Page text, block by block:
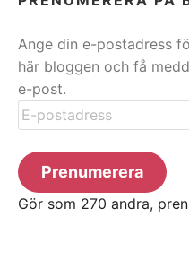
Ange din e-postadress
här bloggen och få
e-post.
E-
postadress
Prenumerera
Gör som 270 andra,